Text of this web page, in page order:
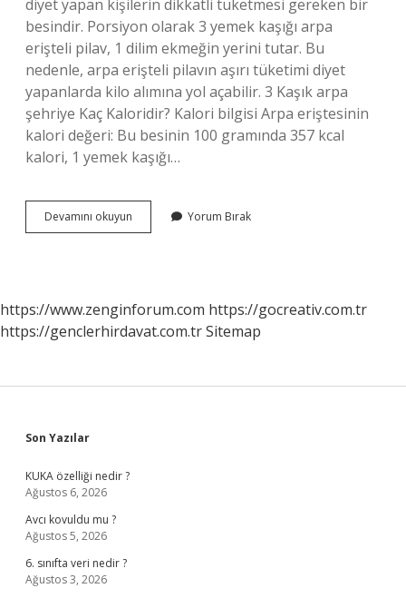
diyet yapan kişilerin dikkatli tüketmesi gereken bir
besindir. Porsiyon olarak 3 yemek kaşığı arpa
erişteli pilav, 1 dilim ekmeğin yerini tutar. Bu
nedenle, arpa erişteli pilavın aşırı tüketimi diyet
yapanlarda kilo alımına yol açabilir. 3 Kaşık arpa
şehriye Kaç Kaloridir? Kalori bilgisi Arpa eriştesinin
kalori değeri: Bu besinin 100 gramında 357 kcal
kalori, 1 yemek kaşığı…
Devamını okuyun
Diyette
Yorum Bırak
https://www.zenginforum.com https://gocreativ.com.tr
https://genclerhirdavat.com.trSitemap
Sidebar
Son Yazılar
KUKA özelliği nedir ?
Ağustos 6, 2026
Avcı kovuldu mu ?
Ağustos 5, 2026
6. sınıfta veri nedir ?
Ağustos 3, 2026